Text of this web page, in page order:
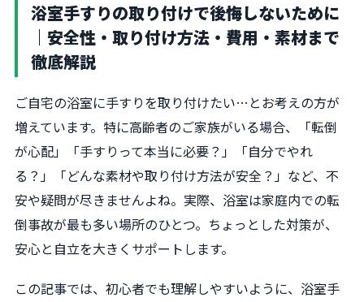
浴室手すりの取り付けで後悔しないために
｜安全性・取り付け方法・費用・素材まで
徹底解説
ご自宅の浴室に手すりを取り付けたい…とお考えの方が
増えています。特に高齢者のご家族がいる場合、「転倒
が心配」「手すりって本当に必要？」「自分でやれ
る？」「どんな素材や取り付け方法が安全？」など、不
安や疑問が尽きませんよね。実際、浴室は家庭内での転
倒事故が最も多い場所のひとつ。ちょっとした対策が、
安心と自立を大きくサポートします。
この記事では、初心者でも理解しやすいように、浴室手